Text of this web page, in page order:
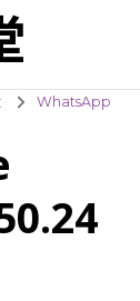
WhatsApp